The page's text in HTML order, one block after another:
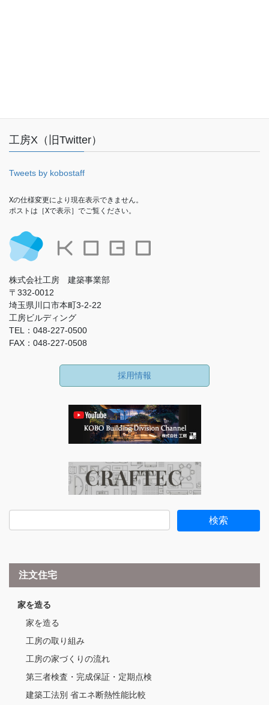
工房X（旧Twitter）
Tweets by kobostaff
Xの仕様変更により現在表示できません。
ポストは［Xで表示］でご覧ください。
株式会社工房 建築事業部
〒332-0012
埼玉県川口市本町3-2-22
工房ビルディング
TEL：048-227-0500
FAX：048-227-0508
採用情報
注文住宅
家を造る
家を造る
工房の取り組み
工房の家づくりの流れ
第三者検査・完成保証・定期点検
建築工法別 省エネ断熱性能比較